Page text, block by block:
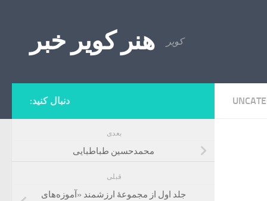
هنر کویر خبر کویر
دنبال کنید:
بعدی
محمدحسین طباطبایی
قبلی
جلد اول از مجموعۀ ارزشمند «آموزه‌های